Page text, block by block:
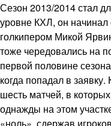
Сезон 2013/2014 стал
уровне КХЛ, он начинал
голкипером Микой
тоже чередовались на
первой половине
когда попадал в
шесть матчей, в
однажды на этом